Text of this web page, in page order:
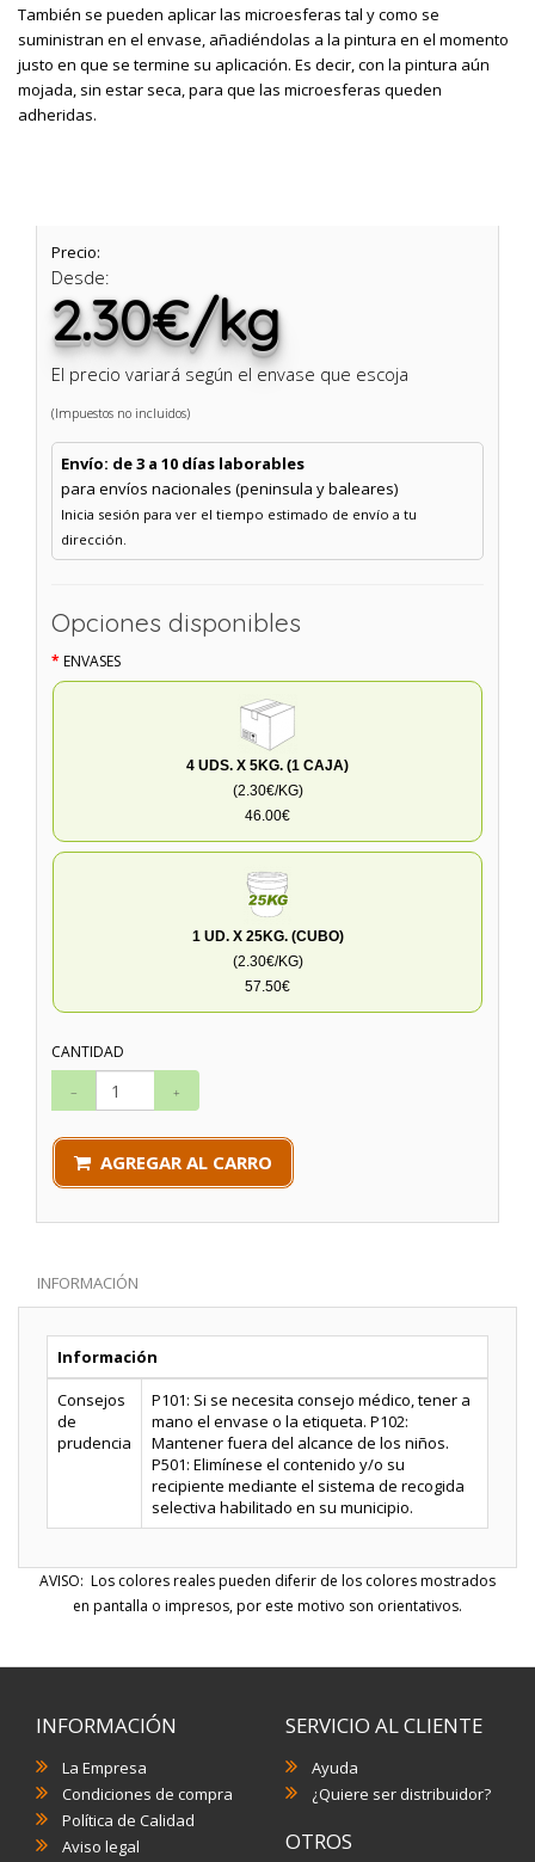
También se pueden aplicar las microesferas tal y como se
suministran en el envase, añadiéndolas a la pintura en el momento
justo en que se termine su aplicación. Es decir, con la pintura aún
mojada, sin estar seca, para que las microesferas queden
adheridas.
Precio:
Desde:
2.30€/kg
El precio variará según el envase que escoja
(Impuestos no incluidos)
Envío: de 3 a 10 días laborables
para envíos nacionales (peninsula y baleares)
Inicia sesión para ver el tiempo estimado de envío a tu
dirección.
Opciones disponibles
ENVASES
4 UDS. X 5KG. (1 CAJA)
(2.30€/KG)
46.00€
1 UD. X 25KG. (CUBO)
(2.30€/KG)
57.50€
CANTIDAD
AGREGAR AL CARRO
INFORMACIÓN
Información
Consejos
de
prudencia
P101: Si se necesita consejo médico, tener a
mano el envase o la etiqueta. P102:
Mantener fuera del alcance de los niños.
P501: Elimínese el contenido y/o su
recipiente mediante el sistema de recogida
selectiva habilitado en su municipio.
AVISO: Los colores reales pueden diferir de los colores mostrados
en pantalla o impresos, por este motivo son orientativos.
INFORMACIÓN
La Empresa
Condiciones de compra
Política de Calidad
Aviso legal
SERVICIO AL CLIENTE
Ayuda
¿Quiere ser distribuidor?
OTROS